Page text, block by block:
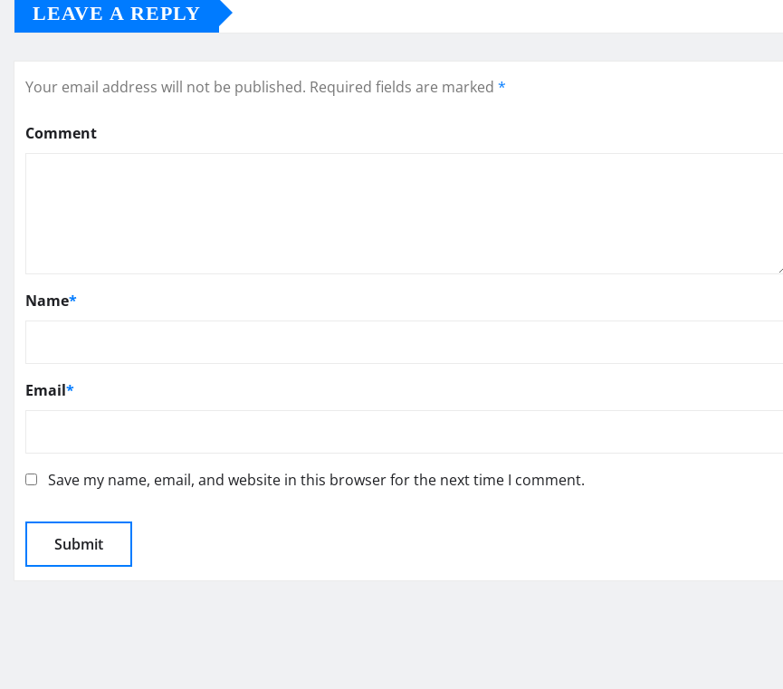
LEAVE A REPLY
Your email address will not be published. Required fields are marked *
Comment
Name*
Email*
Save my name, email, and website in this browser for the next time I comment.